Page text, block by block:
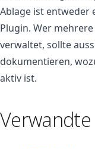
Ablage ist entweder
Plugin. Wer
verwaltet, sollte
dokumentieren,
aktiv ist.